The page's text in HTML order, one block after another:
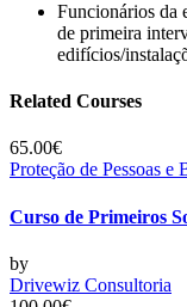
Funcionários da
de primeira
edifícios/
Related Courses
65.00€
Proteção de Pessoas e
Curso de Primeiros
by
Drivewiz Consultoria